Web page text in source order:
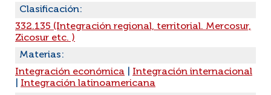
Clasificación:
332.135 (Integración regional, territorial. Mercosur,
Zicosur etc. )
Materias:
Integración económica
Integración internacional
Integración latinoamericana